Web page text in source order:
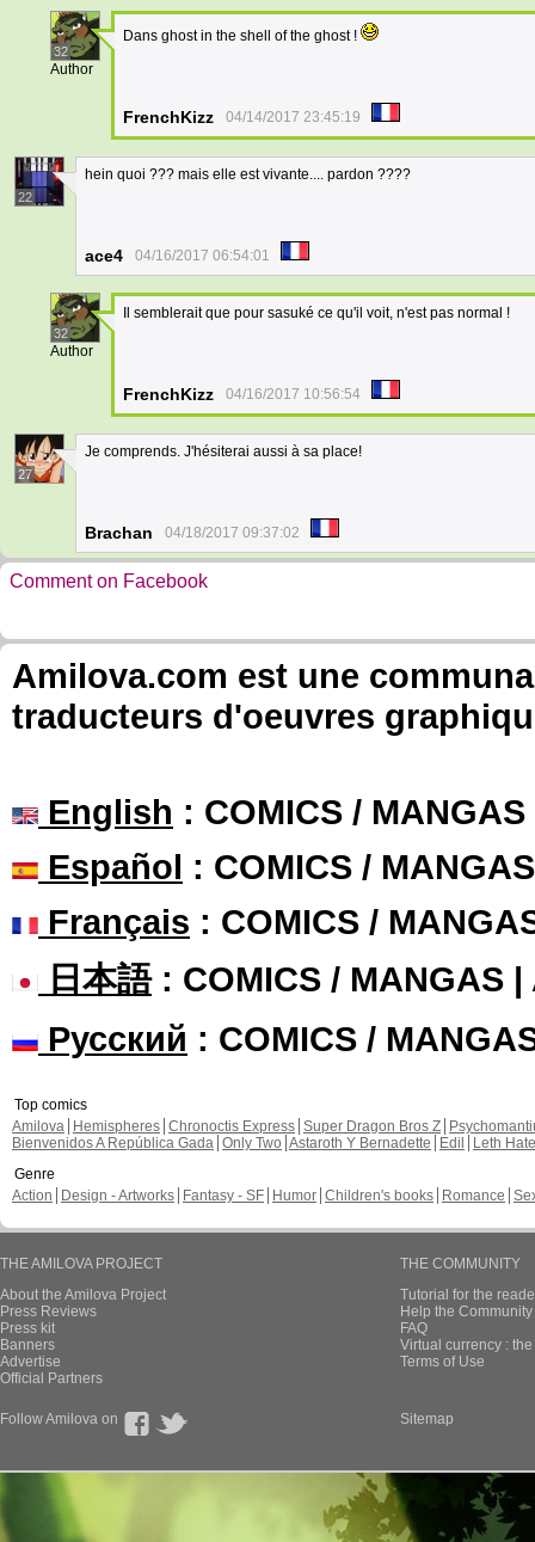
32
Author
Dans ghost in the shell of the ghost !
FrenchKizz 04/14/2017 23:45:19
22
hein quoi ??? mais elle est vivante.... pardon ????
ace4 04/16/2017 06:54:01
32
Author
Il semblerait que pour sasuké ce qu'il voit, n'est pas normal !
FrenchKizz 04/16/2017 10:56:54
27
Je comprends. J'hésiterai aussi à sa place!
Brachan 04/18/2017 09:37:02
Comment on Facebook
Amilova.com est une
traducteurs d'oeuvres
English : COMICS /
Español : COMICS /
Français : COMICS /
日本語: COMICS / MANGAS |
Русский : COMICS /
Top comics
Amilova
Hemispheres Chronoctis Express Super Dragon Bros Z
Bienvenidos A República Gada Only Two Astaroth Y Bernadette Edil
Leth Hate
Genre
Action
Design - Artworks Fantasy - SF Humor Children's books Romance
THE AMILOVA PROJECT
About the Amilova Project
Press Reviews
Press kit
Banners
Advertise
Official Partners
THE COMMUNITY
Tutorial for the
Help the
FAQ
Virtual currency :
Terms of Use
Follow Amilova on Sitemap